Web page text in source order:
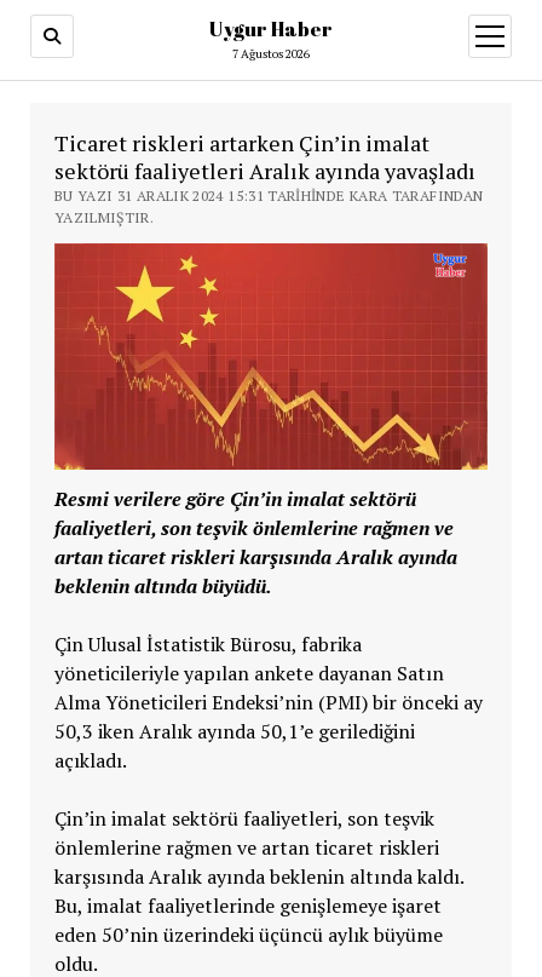
Uygur Haber
7 Ağustos 2026
aç
Ticaret riskleri artarken Çin’in imalat
sektörü faaliyetleri Aralık ayında yavaşladı
BU YAZI 31 ARALIK 2024 15:31 TARIHINDE KARA TARAFINDAN
YAZILMIŞTIR.
Resmi verilere göre Çin’in imalat sektörü
faaliyetleri, son teşvik önlemlerine rağmen ve
artan ticaret riskleri karşısında Aralık ayında
beklenin altında büyüdü.
Çin Ulusal İstatistik Bürosu, fabrika
yöneticileriyle yapılan ankete dayanan Satın
Alma Yöneticileri Endeksi’nin (PMI) bir önceki ay
50,3 iken Aralık ayında 50,1’e gerilediğini
açıkladı.
Çin’in imalat sektörü faaliyetleri, son teşvik
önlemlerine rağmen ve artan ticaret riskleri
karşısında Aralık ayında beklenin altında kaldı.
Bu, imalat faaliyetlerinde genişlemeye işaret
eden 50’nin üzerindeki üçüncü aylık büyüme
oldu.